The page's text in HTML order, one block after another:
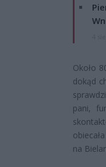
Około
dokąd
pani,
na